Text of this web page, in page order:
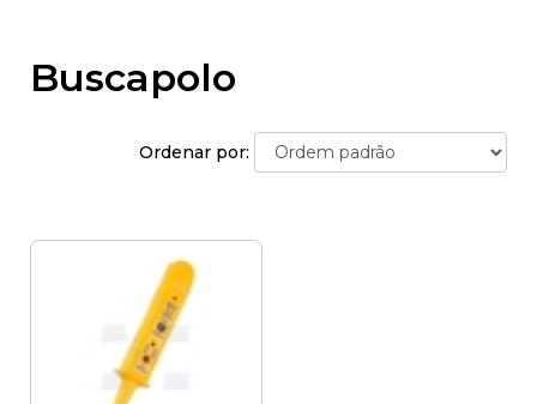
Buscapolo
Ordenar por: